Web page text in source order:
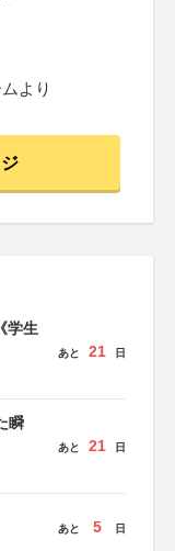
より
学生
あと 21 日
瞬
あと 21 日
あと 5 日